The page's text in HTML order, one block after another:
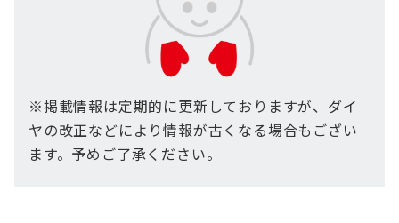
※掲載情報は定期的に更新しておりますが、ダイ
ヤの改正などにより情報が古くなる場合もござい
ます。予めご了承ください。